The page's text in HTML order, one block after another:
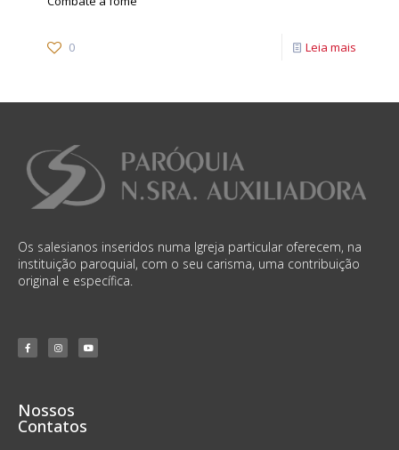
0 Leia mais
Os salesianos inseridos numa Igreja particular oferecem, na
instituição paroquial, com o seu carisma, uma contribuição
original e específica.
Nossos
Contatos